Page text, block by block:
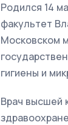
Родился 14
факультет
Московском
гигиены и
Врач высшей